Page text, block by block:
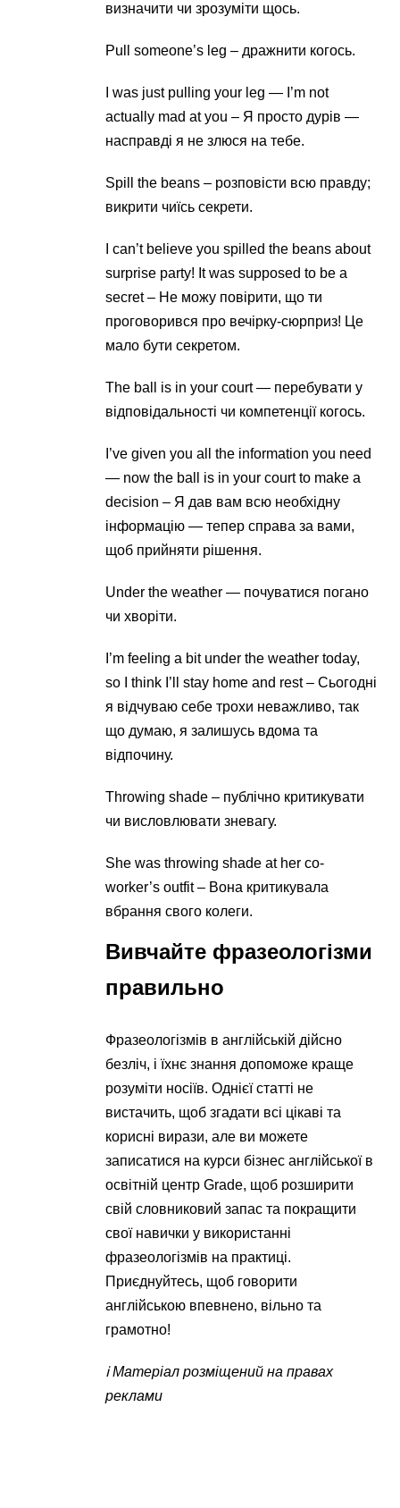
визначити чи зрозуміти щось.
Pull someone’s leg – дражнити когось.
I was just pulling your leg — I’m not
actually mad at you – Я просто дурів —
насправді я не злюся на тебе.
Spill the beans – розповісти всю правду;
викрити чиїсь секрети.
I can’t believe you spilled the beans about
surprise party! It was supposed to be a
secret – Не можу повірити, що ти
проговорився про вечірку-сюрприз! Це
мало бути секретом.
The ball is in your court — перебувати у
відповідальності чи компетенції когось.
I’ve given you all the information you need
— now the ball is in your court to make a
decision – Я дав вам всю необхідну
інформацію — тепер справа за вами,
щоб прийняти рішення.
Under the weather — почуватися погано
чи хворіти.
I’m feeling a bit under the weather today,
so I think I’ll stay home and rest – Сьогодні
я відчуваю себе трохи неважливо, так
що думаю, я залишусь вдома та
відпочину.
Throwing shade – публічно критикувати
чи висловлювати зневагу.
She was throwing shade at her co-
worker’s outfit – Вона критикувала
вбрання свого колеги.
Вивчайте фразеологізми
правильно
Фразеологізмів в англійській дійсно
безліч, і їхнє знання допоможе краще
розуміти носіїв. Однієї статті не
вистачить, щоб згадати всі цікаві та
корисні вирази, але ви можете
записатися на курси бізнес англійської в
освітній центр Grade, щоб розширити
свій словниковий запас та покращити
свої навички у використанні
фразеологізмів на практиці.
Приєднуйтесь, щоб говорити
англійською впевнено, вільно та
грамотно!
ℹ️ Матеріал розміщений на правах
реклами